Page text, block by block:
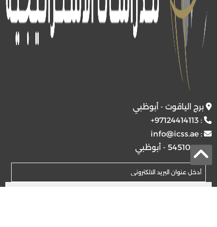
برج الياقوت - أبوظبي
:
+97124414113
:
info@icss.ae
ص.ب54510 - أبوظبي